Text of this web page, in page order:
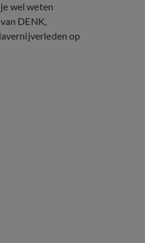
wel weten
DENK,
op